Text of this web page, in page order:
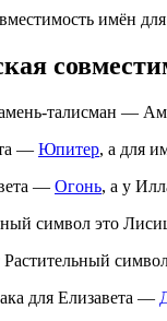
имён
талисман —
— Юпитер, а для
— Огонь, а у
символ это
Растительный
для Елизавета —